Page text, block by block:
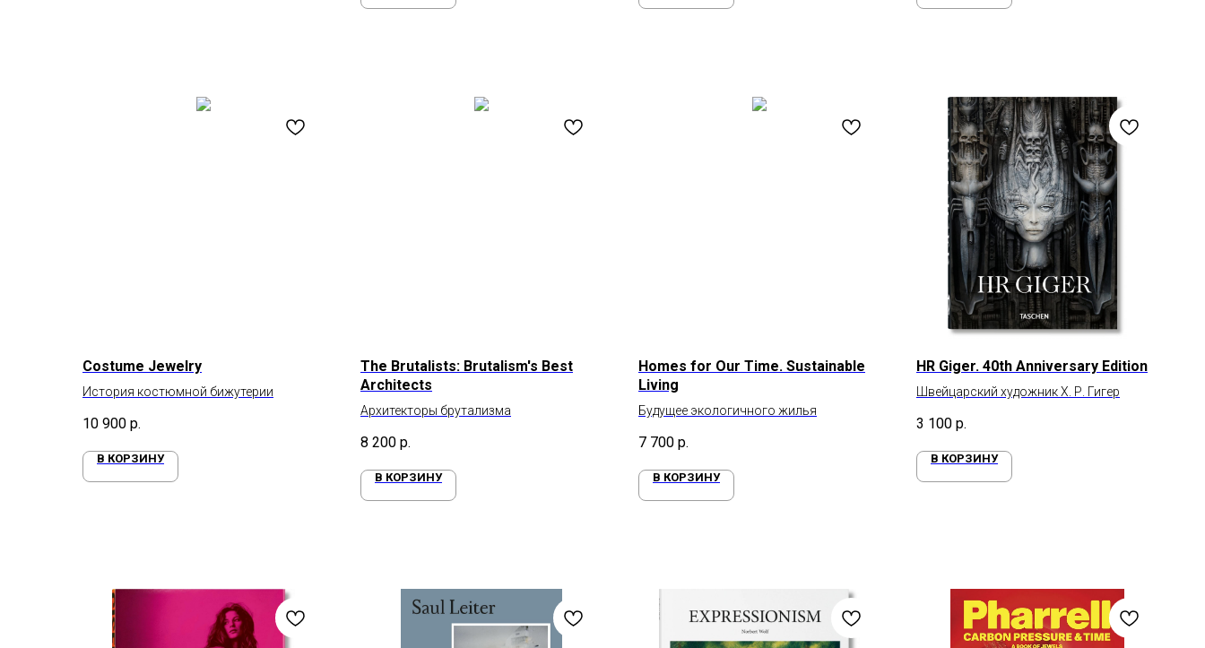
Costume Jewelry
История костюмной бижутерии
10 900 р.
В КОРЗИНУ
The Brutalists: Brutalism's Best
Architects
Архитекторы брутализма
8 200 р.
В КОРЗИНУ
Homes for Our Time. Sustainable
Living
Будущее экологичного жилья
7 700 р.
В КОРЗИНУ
HR Giger. 40th Anniversary Edition
Швейцарский художник Х. Р. Гигер
3 100 р.
В КОРЗИНУ